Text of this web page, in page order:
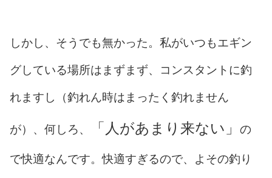
しかし、そうでも無かった。私がいつもエギン
グしている場所はまずまず、コンスタントに釣
れますし（釣れん時はまったく釣れません
が）、何しろ、 「人があまり来ない」 の
で快適なんです。快適すぎるので、よその釣り